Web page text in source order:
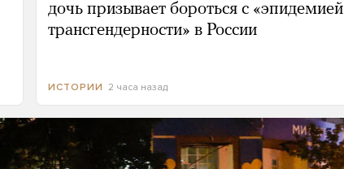
дочь призывает бороться с «эпидемией
трансгендерности» в России
ИСТОРИИ 2 часа назад